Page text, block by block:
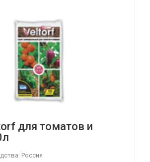
для томатов и
Россия